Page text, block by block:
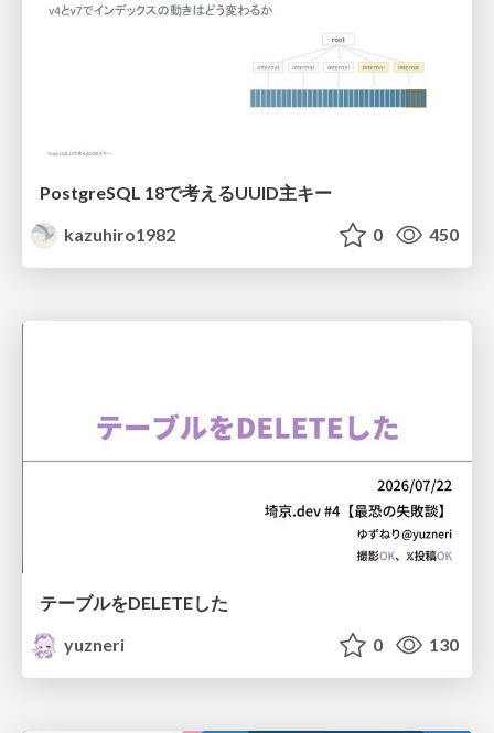
PostgreSQL 18で考えるUUID主キー
kazuhiro1982
0 450
テーブルをDELETEした
yuzneri
0 130